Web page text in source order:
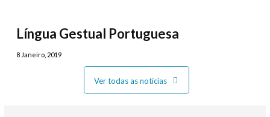
Língua Gestual Portuguesa
8 Janeiro, 2019
Ver todas as notícias